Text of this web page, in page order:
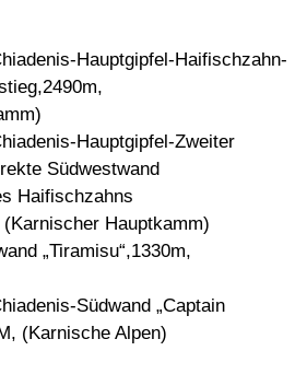
Hauptgipfel-Haifischzahn-
Hauptgipfel-Zweiter
Südwestwand
Haifischzahns
Hauptkamm)
„Tiramisu“,1330m,
Südwand „Captain
(Karnische Alpen)